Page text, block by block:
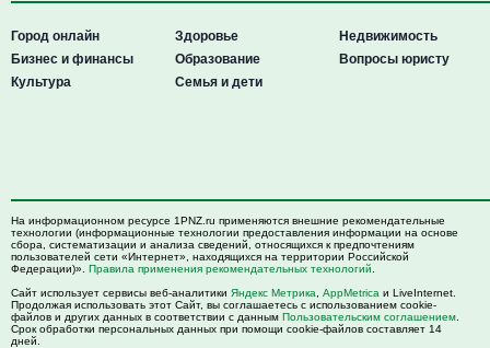
Город онлайн
Бизнес и финансы
Культура
Здоровье
Образование
Семья и дети
Недвижимость
Вопросы юристу
На информационном ресурсе 1PNZ.ru применяются внешние рекомендательные
технологии (информационные технологии предоставления информации на основе
сбора, систематизации и анализа сведений, относящихся к предпочтениям
пользователей сети «Интернет», находящихся на территории Российской
Федерации)». Правила применения рекомендательных технологий
Сайт использует сервисы веб-аналитики Яндекс Метрика AppMetrica и LiveInternet.
Продолжая использовать этот Сайт, вы соглашаетесь с использованием cookie-
файлов и других данных в соответствии с данным Пользовательским соглашением
Срок обработки персональных данных при помощи cookie-файлов составляет 14
дней.